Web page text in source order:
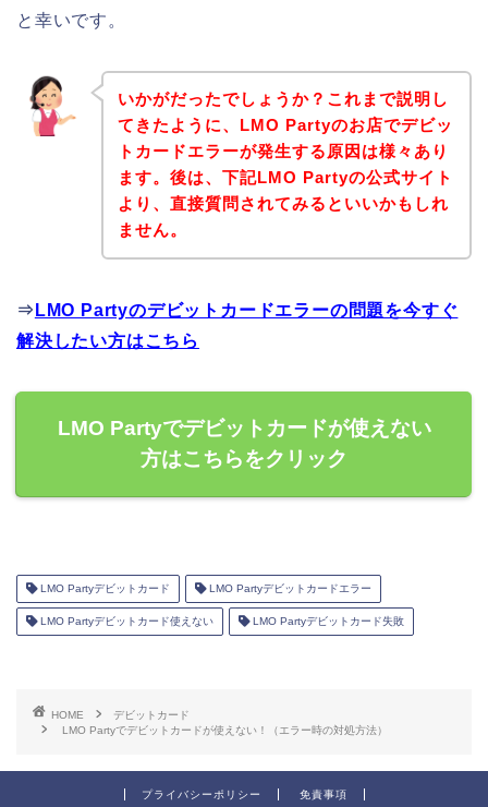
と幸いです。
いかがだったでしょうか？これまで説明し
てきたように、LMO Partyのお店でデビッ
トカードエラーが発生する原因は様々あり
ます。後は、下記LMO Partyの公式サイト
より、直接質問されてみるといいかもしれ
ません。
⇒ LMO Partyのデビットカードエラーの問題を今すぐ
解決したい方はこちら
LMO Partyでデビットカードが使えない
方はこちらをクリック
LMO Partyデビットカード LMO Partyデビットカードエラー
LMO Partyデビットカード使えない LMO Partyデビットカード失敗
HOME
デビットカード
LMO Partyでデビットカードが使えない！（エラー時の対処方法）
プライバシーポリシー 免責事項